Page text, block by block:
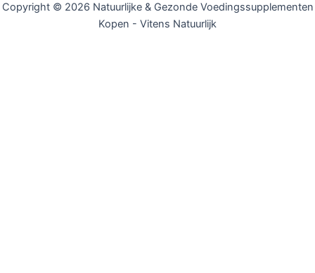
Copyright © 2026 Natuurlijke & Gezonde Voedingssupplementen
Kopen - Vitens Natuurlijk